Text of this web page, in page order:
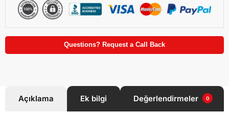
Questions? Request a Call Back
Açıklama Ek bilgi Değerlendirmeler 0